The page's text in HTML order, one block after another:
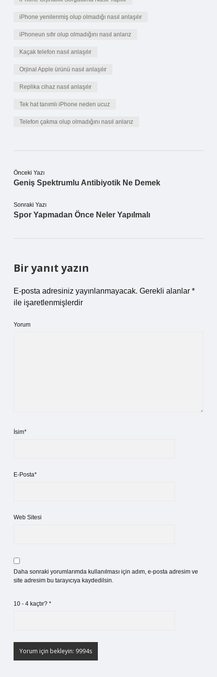
iPhone yenilenmiş olup olmadığı nasıl anlaşılır
iPhoneun sıfır olup olmadığını nasıl anlarız
Kaçak telefon nasıl anlaşılır
Orjinal Apple ürünü nasıl anlaşılır
Replika cihaz nasıl anlaşılır
Tek hat tanımlı iPhone neden ucuz
Telefon çakma olup olmadığını nasıl anlarız
Önceki Yazı
Geniş Spektrumlu Antibiyotik Ne Demek
Sonraki Yazı
Spor Yapmadan Önce Neler Yapılmalı
Bir yanıt yazın
E-posta adresiniz yayınlanmayacak. Gerekli alanlar *
ile işaretlenmişlerdir
Yorum
İsim*
E-Posta*
Web Sitesi
Daha sonraki yorumlarımda kullanılması için adım, e-posta adresim ve
site adresim bu tarayıcıya kaydedilsin.
10 - 4 kaçtır? *